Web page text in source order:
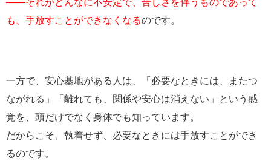
も、手放すことができなくなるのです。
一方で、安心基地がある人は、「必要なときには、またつ
ながれる」「離れても、関係や安心は消えない」という感
覚を、頭だけでなく身体でも知っています。
だからこそ、執着せず、必要なときには手放すことができ
るのです。